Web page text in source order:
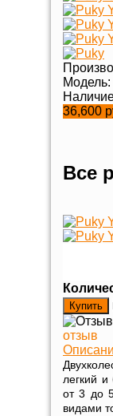
Модель:
36,600
Все
отзыв
легкий
от 3 до
видами